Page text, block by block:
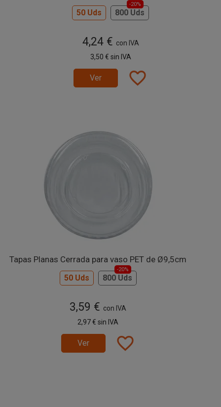
50 Uds 800 Uds
-20%
4,24 € con IVA
3,50 € sin IVA
Ver favorite_border
Tapas Planas Cerrada para vaso PET de Ø9,5cm
50 Uds 800 Uds
-20%
3,59 € con IVA
2,97 € sin IVA
Ver favorite_border